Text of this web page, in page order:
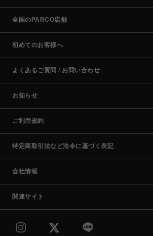
全国のPARCO店舗
初めてのお客様へ
よくあるご質問 / お問い合わせ
お知らせ
ご利用規約
特定商取引法など法令に基づく表記
会社情報
関連サイト